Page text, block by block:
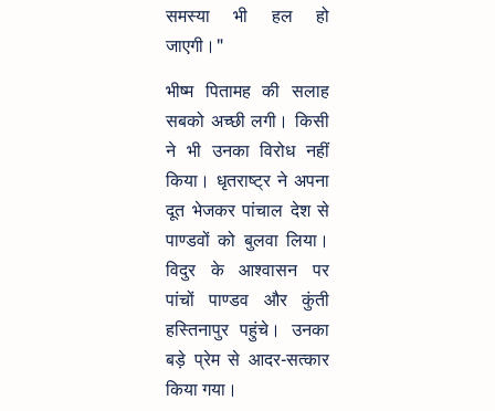
समस्या भी हल हो
जाएगी।"
भीष्म पितामह की सलाह
सबको अच्छी लगी। किसी
ने भी उनका विरोध नहीं
किया। धृतराष्ट्र ने अपना
दूत भेजकर पांचाल देश से
पाण्डवों को बुलवा लिया।
विदुर के आश्वासन पर
पांचों पाण्डव और कुंती
हस्तिनापुर पहुंचे। उनका
बड़े प्रेम से आदर-सत्कार
किया गया।